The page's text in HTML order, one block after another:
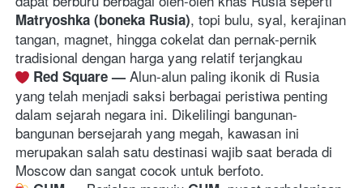
Matryoshka (boneka Rusia), topi bulu, syal, kerajinan
tangan, magnet, hingga cokelat dan pernak-pernik
tradisional dengan harga yang relatif terjangkau
Red Square — Alun-alun paling ikonik di Rusia
yang telah menjadi saksi berbagai peristiwa penting
dalam sejarah negara ini. Dikelilingi bangunan-
bangunan bersejarah yang megah, kawasan ini
merupakan salah satu destinasi wajib saat berada di
Moscow dan sangat cocok untuk berfoto.